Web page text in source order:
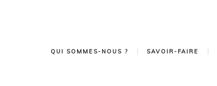
QUI SOMMES-NOUS ? SAVOIR-FAIRE